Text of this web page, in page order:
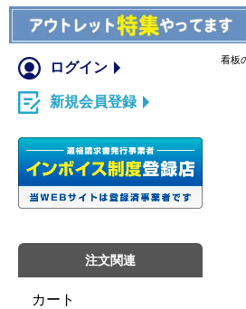
看板
ログイン
新規会員登録
注文関連
カート